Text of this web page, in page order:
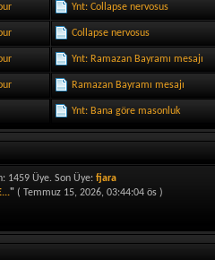
Ynt: Collapse nervosus
Collapse nervosus
Ynt: Ramazan Bayramı mesajı
Ramazan Bayramı mesajı
Ynt: Bana göre masonluk
1459 Üye. Son Üye: fjara
"( Temmuz 15, 2026, 03:44:04 ös )